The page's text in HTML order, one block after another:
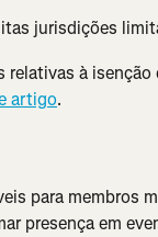
jurisdições
relativas à
artigo.
para membros
presença em